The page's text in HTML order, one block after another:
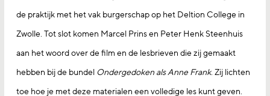
de praktijk met het vak burgerschap op het Deltion College in
Zwolle. Tot slot komen Marcel Prins en Peter Henk Steenhuis
aan het woord over de film en de lesbrieven die zij gemaakt
hebben bij de bundel Ondergedoken als Anne Frank. Zij lichten
toe hoe je met deze materialen een volledige les kunt geven.